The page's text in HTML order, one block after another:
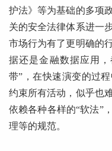
护法》等为基础的多项
关的安全法律体系进一
市场行为有了更明确的
据还是金融数据应用
带”，在快速演变的过
约束所有活动，似乎也
依赖各种各样的“软法”
理等的规范。